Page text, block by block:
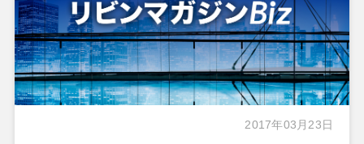
2017年03月23日